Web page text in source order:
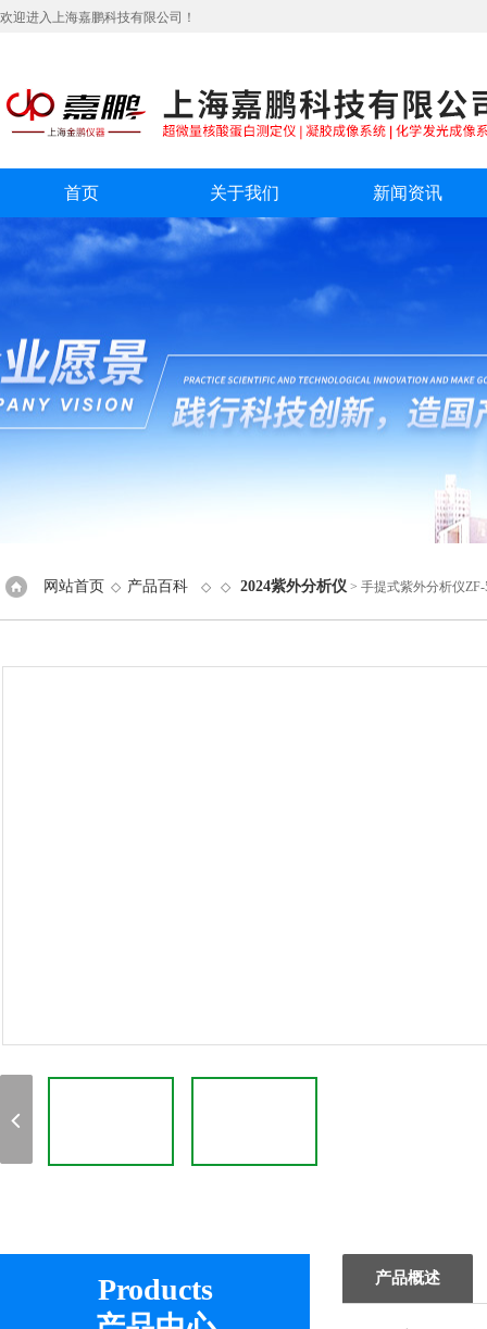
欢迎进入上海嘉鹏科技有限公司！
首页 关于我们 新闻资讯
网站首页 ◇ 产品百科 ◇ ◇ 2024紫外分析仪 > 手提式紫外分析仪ZF-
Products
产品概述